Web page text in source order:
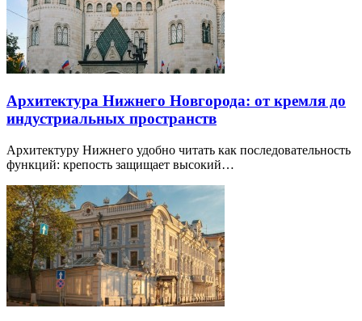
Архитектура Нижнего Новгорода: от кремля до
индустриальных пространств
Архитектуру Нижнего удобно читать как последовательность
функций: крепость защищает высокий…